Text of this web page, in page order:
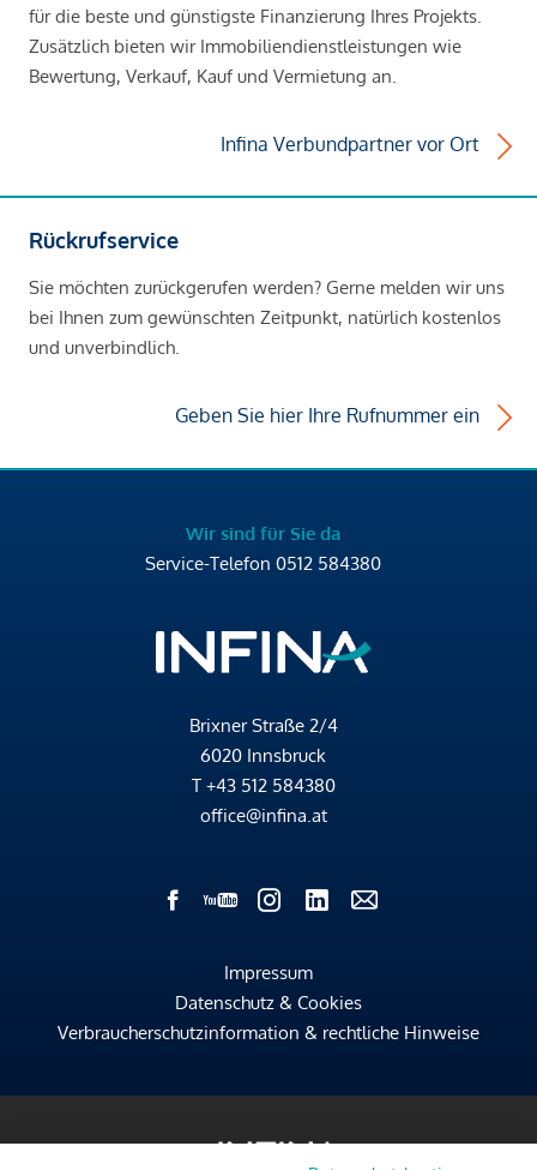
für die beste und günstigste Finanzierung Ihres Projekts.
Zusätzlich bieten wir Immobiliendienstleistungen wie
Bewertung, Verkauf, Kauf und Vermietung an.
Infina Verbundpartner vor Ort
Rückrufservice
Sie möchten zurückgerufen werden? Gerne melden wir uns
bei Ihnen zum gewünschten Zeitpunkt, natürlich kostenlos
und unverbindlich.
Geben Sie hier Ihre Rufnummer ein
Wir sind für Sie da
Service-Telefon 0512 584380
Brixner Straße 2/4
6020 Innsbruck
T +43 512 584380
office@infina.at
Impressum
Datenschutz & Cookies
Verbraucherschutzinformation & rechtliche Hinweise